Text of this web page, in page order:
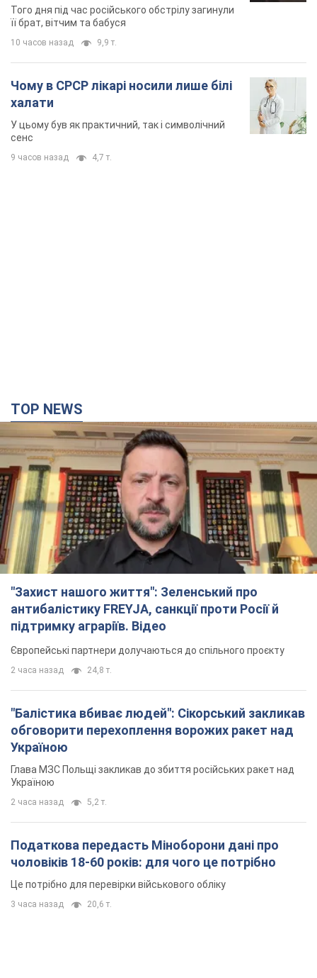
9 часов назад 4,7 т.
"Захист нашого життя": Зеленський про
антибалістику FREYJA, санкції проти Росії й
підтримку аграріїв. Відео
Європейські партнери долучаються до спільного проєкту
2 часа назад 24,8 т.
"Балістика вбиває людей": Сікорський закликав
обговорити перехоплення ворожих ракет над
Україною
Глава МЗС Польщі закликав до збиття російських ракет над
Податкова передасть Міноборони дані про
чоловіків 18-60 років: для чого це потрібно
Це потрібно для перевірки військового обліку
3 часа назад 20,6 т.